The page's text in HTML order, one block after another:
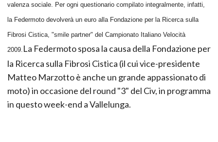
valenza sociale. Per ogni questionario compilato integralmente, infatti,
la Federmoto devolverà un euro alla Fondazione per la Ricerca sulla
Fibrosi Cistica, "smile partner" del Campionato Italiano Velocità
2009. La Federmoto sposa la causa della Fondazione per
la Ricerca sulla Fibrosi Cistica (il cui vice-presidente
Matteo Marzotto è anche un grande appassionato di
moto) in occasione del round "3" del Civ, in programma
in questo week-end a Vallelunga.